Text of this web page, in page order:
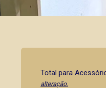
Total para
alteração.